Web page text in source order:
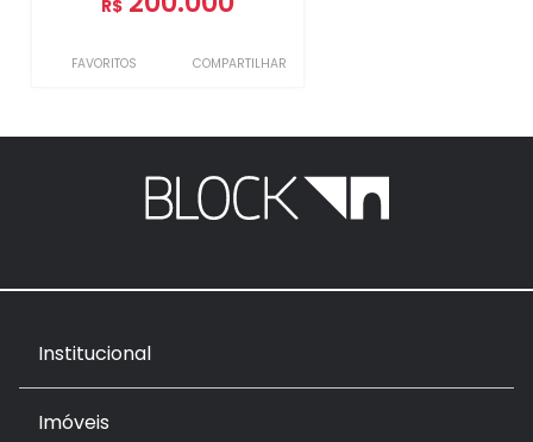
R$
FAVORITOS COMPARTILHAR
Institucional
Imóveis